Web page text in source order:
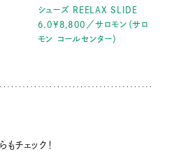
シューズ REELAX SLIDE
6.0¥8,800／サロモン（サロ
モン コールセンター）
もチェック！